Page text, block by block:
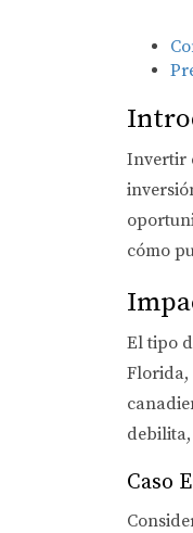
Invertir
cómo
El tipo
Florida,
Caso